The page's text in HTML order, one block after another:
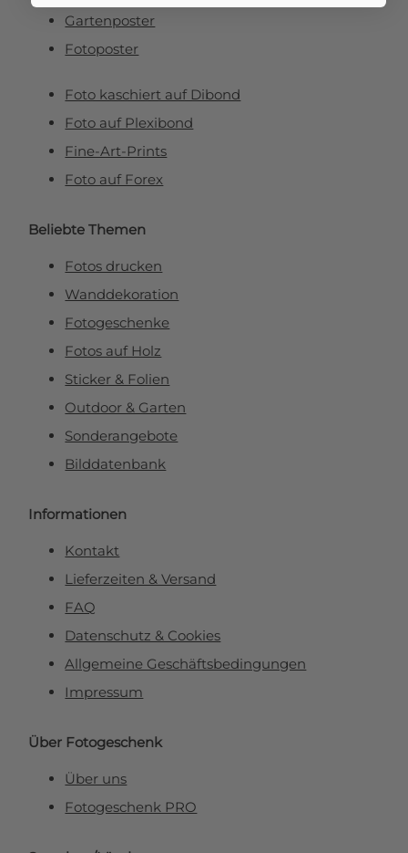
Gartenposter
Fotoposter
Foto kaschiert auf Dibond
Foto auf Plexibond
Fine-Art-Prints
Foto auf Forex
Beliebte Themen
Fotos drucken
Wanddekoration
Fotogeschenke
Fotos auf Holz
Sticker & Folien
Outdoor & Garten
Sonderangebote
Bilddatenbank
Informationen
Kontakt
Lieferzeiten & Versand
FAQ
Datenschutz & Cookies
Allgemeine Geschäftsbedingungen
Impressum
Über Fotogeschenk
Über uns
Fotogeschenk PRO